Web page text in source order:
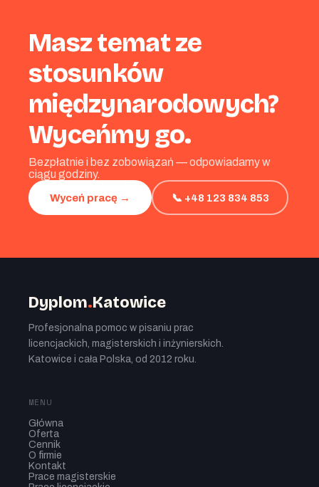
Masz temat ze
stosunków
międzynarodowych?
Wyceńmy go.
Bezpłatnie i bez zobowiązań — odpowiadamy w
ciągu godziny.
Wyceń pracę → 📞 +48 123 834 853
Dyplom.Katowice
Profesjonalna pomoc w pisaniu prac
licencjackich, magisterskich i inżynierskich.
Katowice i cała Polska, od 2012 roku.
MENU
Główna
Oferta
Cennik
O firmie
Kontakt
Prace magisterskie